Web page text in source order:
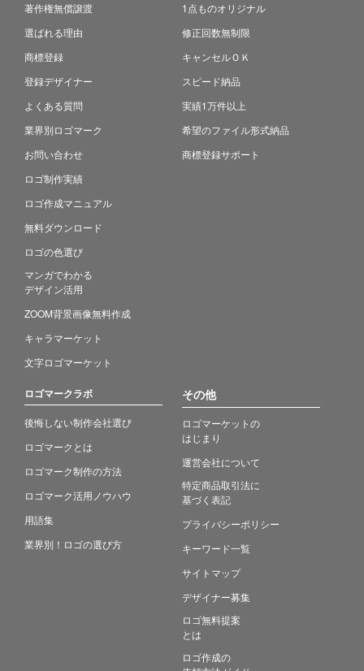
著作権無償譲渡
選ばれる理由
商標登録
登録デザイナー
よくある質問
業界別ロゴマーク
お問い合わせ
ロゴ制作実績
ロゴ作成マニュアル
無料ダウンロード
ロゴの色選び
マンガでわかる
デザイン活用
ZOOM背景画像無料作成
キャラマーケット
文字ロゴマーケット
1点ものオリジナル
修正回数無制限
キャンセルＯＫ
スピード納品
実績1万件以上
希望のファイル形式納品
商標登録サポート
ロゴマークラボ
後悔しない制作会社選び
ロゴマークとは
ロゴマーク制作の方法
ロゴマーク活用ノウハウ
用語集
業界別！ロゴの選び方
その他
ロゴマーケットの
はじまり
運営会社について
特定商品取引法に
基づく表記
プライバシーポリシー
キーワード一覧
サイトマップ
デザイナー募集
ロゴ無料提案
とは
ロゴ作成の